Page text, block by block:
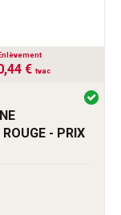
Enlèvement
€ tvac
- PRIX